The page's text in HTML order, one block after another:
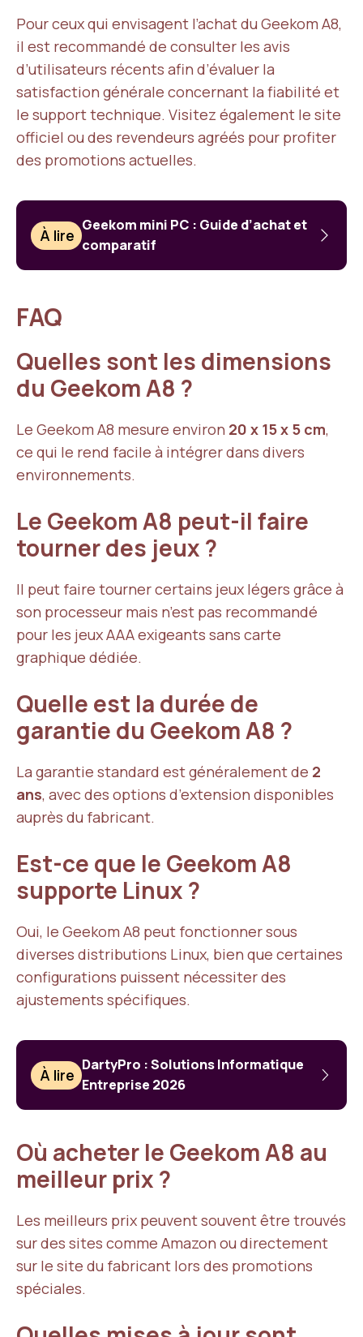
Pour ceux qui envisagent l’achat du Geekom A8,
il est recommandé de consulter les avis
d’utilisateurs récents afin d’évaluer la
satisfaction générale concernant la fiabilité et
le support technique. Visitez également le site
officiel ou des revendeurs agréés pour profiter
des promotions actuelles.
À lire
Geekom mini PC : Guide d’achat et
comparatif
FAQ
Quelles sont les dimensions
du Geekom A8 ?
Le Geekom A8 mesure environ 20 x 15 x 5 cm,
ce qui le rend facile à intégrer dans divers
environnements.
Le Geekom A8 peut-il faire
tourner des jeux ?
Il peut faire tourner certains jeux légers grâce à
son processeur mais n’est pas recommandé
pour les jeux AAA exigeants sans carte
graphique dédiée.
Quelle est la durée de
garantie du Geekom A8 ?
La garantie standard est généralement de 2
ans, avec des options d’extension disponibles
auprès du fabricant.
Est-ce que le Geekom A8
supporte Linux ?
Oui, le Geekom A8 peut fonctionner sous
diverses distributions Linux, bien que certaines
configurations puissent nécessiter des
ajustements spécifiques.
À lire
DartyPro : Solutions Informatique
Entreprise 2026
Où acheter le Geekom A8 au
meilleur prix ?
Les meilleurs prix peuvent souvent être trouvés
sur des sites comme Amazon ou directement
sur le site du fabricant lors des promotions
spéciales.